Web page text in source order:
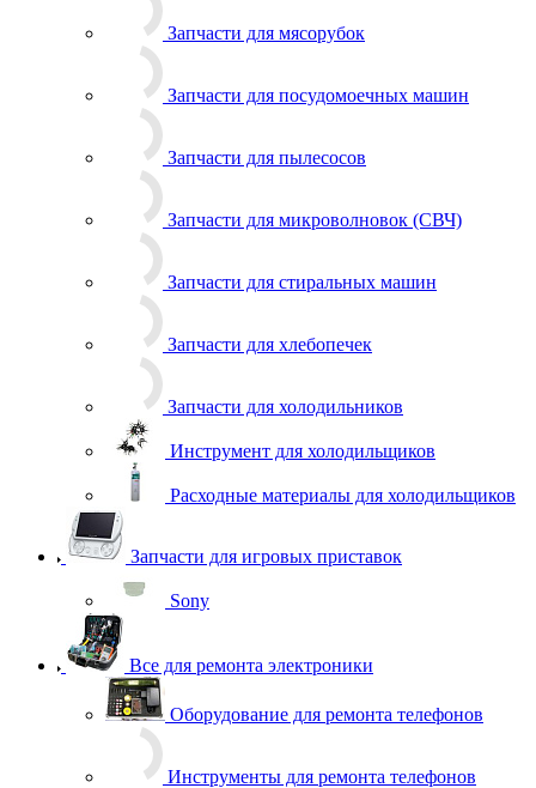
Запчасти для мясорубок
Запчасти для посудомоечных машин
Запчасти для пылесосов
Запчасти для микроволновок (СВЧ)
Запчасти для стиральных машин
Запчасти для хлебопечек
Запчасти для холодильников
Инструмент для холодильщиков
Расходные материалы для холодильщиков
Запчасти для игровых приставок
Sony
Все для ремонта электроники
Оборудование для ремонта телефонов
Инструменты для ремонта телефонов